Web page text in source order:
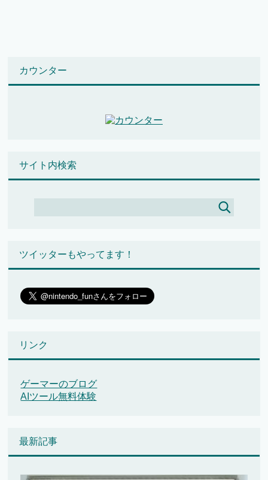
カウンター
サイト内検索
ツイッターもやってます！
リンク
ゲーマーのブログ
AIツール無料体験
最新記事